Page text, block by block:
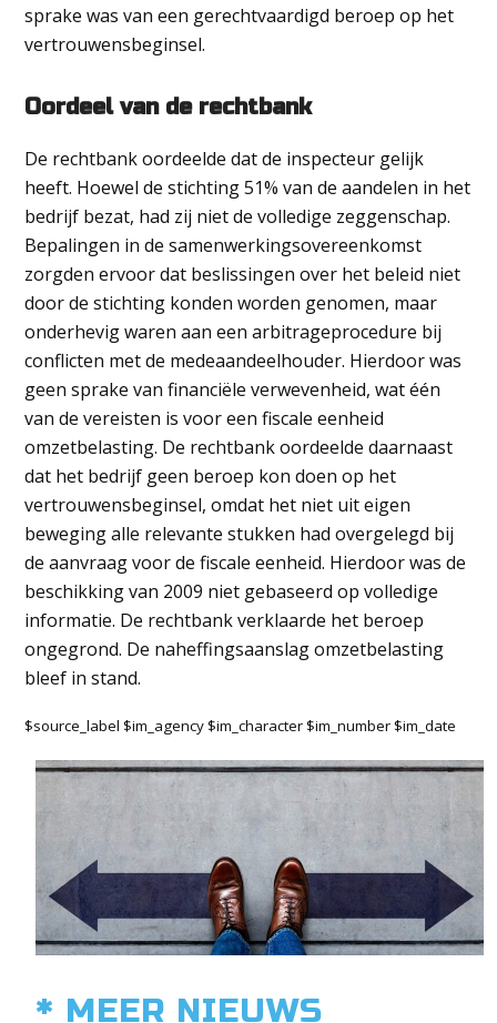
sprake was van een gerechtvaardigd beroep op het
vertrouwensbeginsel.
Oordeel van de rechtbank
De rechtbank oordeelde dat de inspecteur gelijk
heeft. Hoewel de stichting 51% van de aandelen in het
bedrijf bezat, had zij niet de volledige zeggenschap.
Bepalingen in de samenwerkingsovereenkomst
zorgden ervoor dat beslissingen over het beleid niet
door de stichting konden worden genomen, maar
onderhevig waren aan een arbitrageprocedure bij
conflicten met de medeaandeelhouder. Hierdoor was
geen sprake van financiële verwevenheid, wat één
van de vereisten is voor een fiscale eenheid
omzetbelasting. De rechtbank oordeelde daarnaast
dat het bedrijf geen beroep kon doen op het
vertrouwensbeginsel, omdat het niet uit eigen
beweging alle relevante stukken had overgelegd bij
de aanvraag voor de fiscale eenheid. Hierdoor was de
beschikking van 2009 niet gebaseerd op volledige
informatie. De rechtbank verklaarde het beroep
ongegrond. De naheffingsaanslag omzetbelasting
bleef in stand.
$source_label $im_agency $im_character $im_number $im_date
* MEER NIEUWS